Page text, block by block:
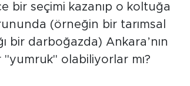
bir seçimi kazanıp o koltuğa
(örneğin bir tarımsal
bir darboğazda) Ankara’nın
"yumruk" olabiliyorlar mı?